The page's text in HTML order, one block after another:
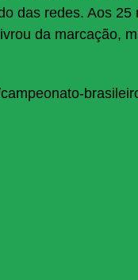
das redes. Aos 25
da marcação,